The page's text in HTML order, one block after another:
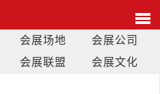
会展场地
会展公司
会展联盟 会展文化